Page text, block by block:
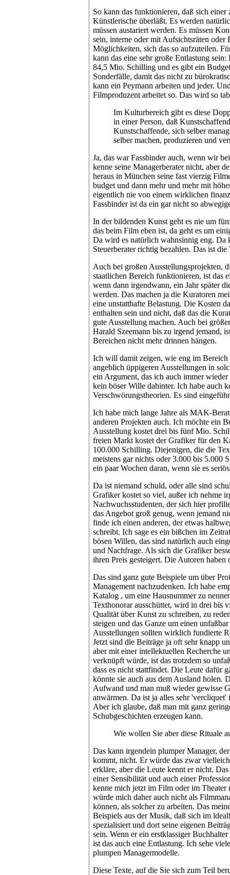
So kann das funktionieren, daß sich
Künstlerische überläßt. Es werden
müssen austariert werden. Es müssen
sein, interne oder mit Aufsichtsräten oder
Möglichkeiten, sich das so aufzuteilen.
kann das eine sehr große Entlastung
84,5 Mio. Schilling und es gibt ein
Sonderfälle, damit das nicht zu
kann ein Peymann arbeiten und jeder.
Filmproduzent arbeitet so. Das wird so
Im Kulturbereich gibt es diese
in einer Person, daß
Kunstschaffende, sich selber
selber machen, produzieren und
Ja, das war Fassbinder auch, wenn wir
kenne seine Managerberater nicht, aber
heraus in München seine fast vierzig
budget und dann mehr und mehr mit
eigentlich nie von einem wirklichen
Fassbinder ist da ein gar nicht so
In der bildenden Kunst geht es nie um
das beim Film eben ist, da geht es um
Da wird es natürlich wahnsinnig eng. Da
Steuerberater richtig bezahlen. Das ist die
Auch bei großen Ausstellungsprojekten,
staatlichen Bereich funktionieren, ist das
wenn dann irgendwann, ein Jahr später
werden. Das machen ja die Kuratoren
eine unstatthafte Belastung. Die Kosten
enthalten sein und nicht, daß das die
gute Ausstellung machen. Auch bei
Harald Szeemann bis zu irgend jemand,
Bereichen nicht mehr drinnen hängen.
Ich will damit zeigen, wie eng im
angeblich üppigeren Ausstellungen in
ein Argument, das ich auch immer
kein böser Wille dahinter. Ich habe auch
Verschwörungstheorien. Es sind
Ich habe mich lange Jahre als MAK-
anderen Projekten auch. Ich möchte ein
Ausstellung kostet drei bis fünf Mio.
freien Markt kostet der Grafiker für den
100.000 Schilling. Diejenigen, die die
meistens gar nichts oder 3.000 bis 5.000
ein paar Wochen daran, wenn sie es
Da ist niemand schuld, oder alle sind
Grafiker kostet so viel, außer ich nehme
Nachwuchsstudenten, der sich hier
das Angebot groß genug, wenn jemand
finde ich einen anderen, der etwas
schreibt. Ich sage es ein bißchen im
bösen Willen, das sind natürlich auch
und Nachfrage. Als sich die Grafiker
ihren Preis gesteigert. Die Autoren haben
Das sind ganz gute Beispiele um über
Management nachzudenken. Ich habe
Katalog , um eine Hausnummer zu
Texthonorar ausschüttet, wird in drei bis
Qualität über Kunst zu schreiben, zu
steigen und das Ganze um einen
Ausstellungen sollten wirklich fundierte
Jetzt sind die Beiträge ja oft sehr knapp
aber mit einer intellektuellen Recherche
verknüpft würde, ist das trotzdem so
dass es nicht stattfindet. Die Leute dafür
könnte sie auch aus dem Ausland holen.
Aufwand und man muß wieder gewisse
anwärmen. Da ist ja alles sehr
Aber ich glaube, daß man mit ganz
Schubgeschichten erzeugen kann.
Wie wollen Sie aber diese Rituale
Das kann irgendein plumper Manager,
kommt, nicht. Er würde das zwar
erkläre, aber die Leute kennt er nicht.
einer Sensibilität und auch einer
kenne mich jetzt im Film oder im Theater
würde mich daher auch nicht als
können, als solcher zu arbeiten. Das
Beispiels aus der Musik, daß sich im
spezialisiert und dort seine eigenen
sein. Wenn er ein erstklassiger
ist das auch eine Entlastung. Ich sehe
plumpen Managermodelle.
Diese Texte, auf die Sie sich zum Teil